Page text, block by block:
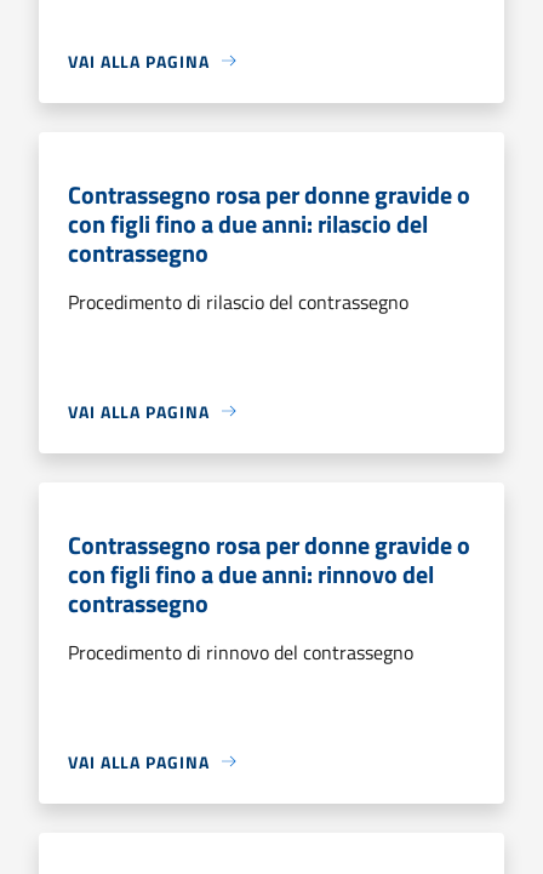
VAI ALLA PAGINA
Contrassegno rosa per donne gravide o
con figli fino a due anni: rilascio del
contrassegno
Procedimento di rilascio del contrassegno
VAI ALLA PAGINA
Contrassegno rosa per donne gravide o
con figli fino a due anni: rinnovo del
contrassegno
Procedimento di rinnovo del contrassegno
VAI ALLA PAGINA